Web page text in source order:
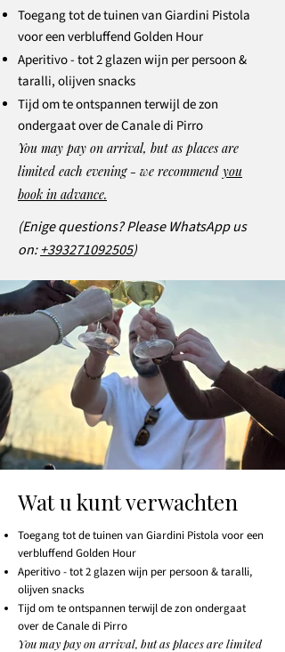
Toegang tot de tuinen van Giardini Pistola
voor een verbluffend Golden Hour
Aperitivo - tot 2 glazen wijn per persoon &
taralli, olijven snacks
Tijd om te ontspannen terwijl de zon
ondergaat over de Canale di Pirro
You may pay on arrival, but as places are
limited each evening - we recommend you
book in advance.
(Enige questions? Please WhatsApp us
on:+393271092505)
Wat u kunt verwachten
Toegang tot de tuinen van Giardini Pistola voor een
verbluffend Golden Hour
Aperitivo - tot 2 glazen wijn per persoon & taralli,
olijven snacks
Tijd om te ontspannen terwijl de zon ondergaat
over de Canale di Pirro
You may pay on arrival, but as places are limited